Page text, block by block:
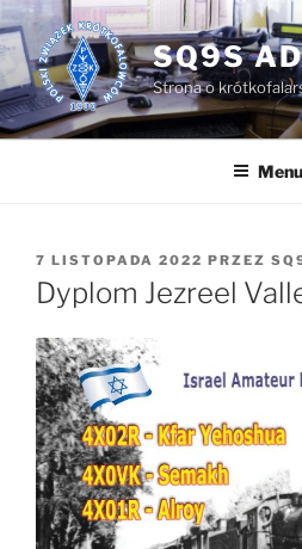
Przejdź
do
treści
SQ9S
Strona o
Menu
OPUBLIKOWANE
W
7 LISTOPADA 2022 PRZEZ
Dyplom Jezreel